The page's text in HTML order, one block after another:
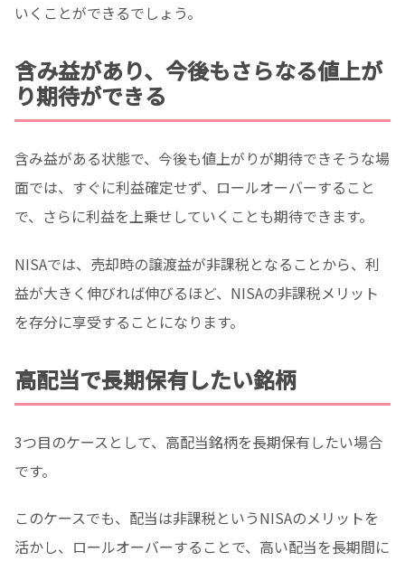
いくことができるでしょう。
含み益があり、今後もさらなる値上が
り期待ができる
含み益がある状態で、今後も値上がりが期待できそうな場
面では、すぐに利益確定せず、ロールオーバーすること
で、さらに利益を上乗せしていくことも期待できます。
NISAでは、売却時の譲渡益が非課税となることから、利
益が大きく伸びれば伸びるほど、NISAの非課税メリット
を存分に享受することになります。
高配当で長期保有したい銘柄
3つ目のケースとして、高配当銘柄を長期保有したい場合
です。
このケースでも、配当は非課税というNISAのメリットを
活かし、ロールオーバーすることで、高い配当を長期間に